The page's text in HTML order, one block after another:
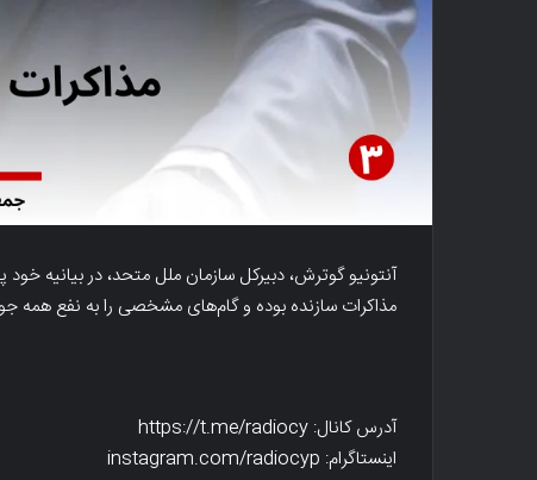
آنتونیو گوترش، دبیرکل سازمان ملل متحد، در بیانیه
مذاکرات سازنده بوده و گام‌های مشخصی را به نفع همه
آدرس کانال: https://t.me/radiocy
اینستاگرام: instagram.com/radiocyp